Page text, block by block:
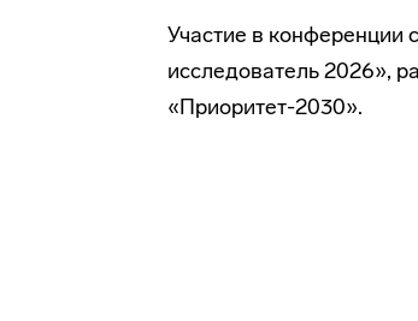
Участие в конференции
исследователь 2026»,
«Приоритет-2030».